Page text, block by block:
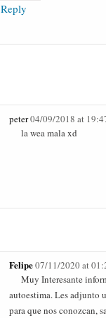
Reply
peter04/09/2018 at
la wea mala xd
Felipe07/11/2020 at
Muy Interesante
autoestima. Les adjunto
para que nos conozcan,